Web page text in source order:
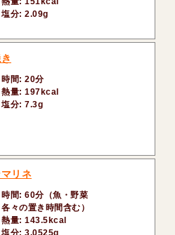
塩分: 2.09g
時間: 20分
熱量: 197kcal
塩分: 7.3g
リネ
時間: 60分（魚・野菜
各々の置き時間含む）
熱量: 143.5kcal